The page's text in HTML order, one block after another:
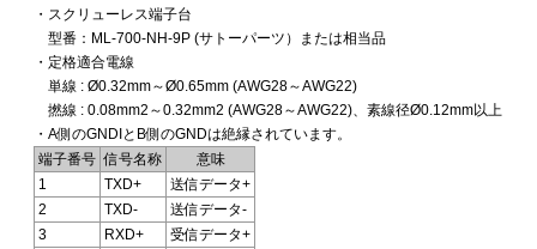
・スクリューレス端子台
型番：ML-700-NH-9P (サトーパーツ）または相当品
・定格適合電線
単線 : Ø0.32mm～Ø0.65mm (AWG28～AWG22)
撚線 : 0.08mm2～0.32mm2 (AWG28～AWG22)、素線径Ø0.12mm以上
・A側のGNDIとB側のGNDは絶縁されています。
端子番号 信号名称
意味
1
TXD+
送信データ+
2
TXD-
送信データ-
3
RXD+
受信データ+